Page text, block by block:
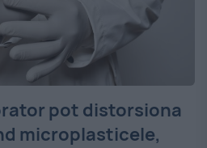
pot distorsiona
microplasticele,